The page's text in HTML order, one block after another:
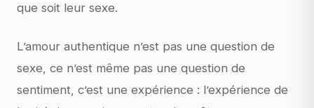
que soit leur sexe.
L’amour authentique n’est pas une question de
sexe, ce n’est même pas une question de
sentiment, c’est une expérience : l’expérience de